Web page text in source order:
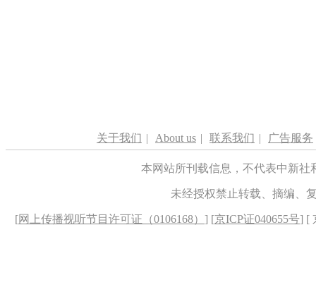
关于我们 | About us | 联系我们 | 广告服务
本网站所刊载信息，不代表中新
未经授权禁止转载、摘编、
[网上传播视听节目许可证（0106168） ] [京ICP证040655号] [